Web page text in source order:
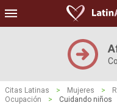
Citas Latinas > Mujeres >
Ocupación
> Cuidando niños